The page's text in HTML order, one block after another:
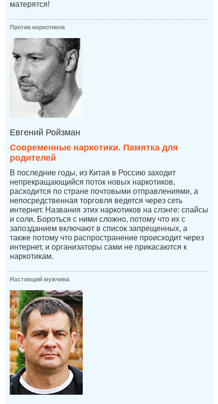
матерятся!
Против наркотиков
Евгений Ройзман
Современные наркотики. Памятка для
родителей
В последние годы, из Китая в Россию заходит
непрекращающийся поток новых наркотиков,
расходится по стране почтовыми отправлениями, а
непосредственная торговля ведется через сеть
интернет. Названия этих наркотиков на слэнге: спайсы
и соли. Бороться с ними сложно, потому что их с
запозданием включают в список запрещенных, а
также потому что распространение происходит через
интернет, и организаторы сами не прикасаются к
наркотикам.
Настоящий мужчина